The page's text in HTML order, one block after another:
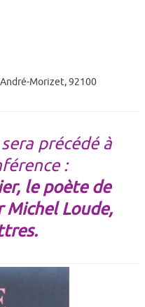
Morizet, 92100
précédé à
:
le poète de
Michel Loude,